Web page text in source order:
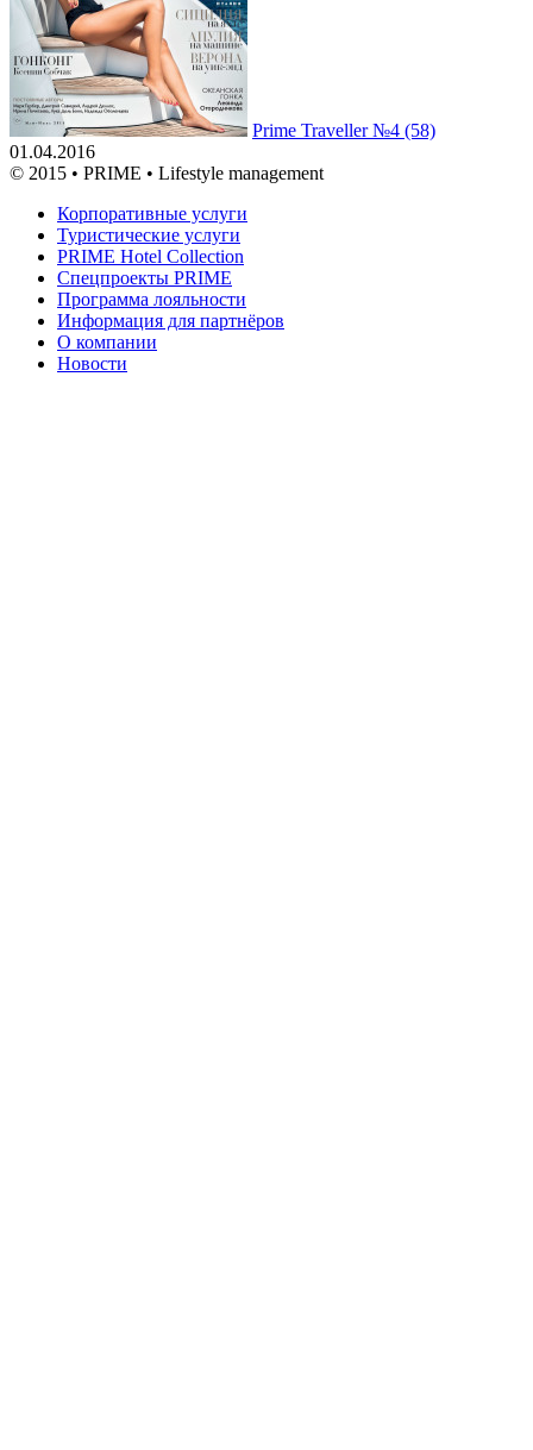
Prime Traveller №4 (58)
01.04.2016
© 2015 • PRIME • Lifestyle management
Корпоративные услуги
Туристические услуги
PRIME Hotel Collection
Спецпроекты PRIME
Программа лояльности
Информация для партнёров
О компании
Новости